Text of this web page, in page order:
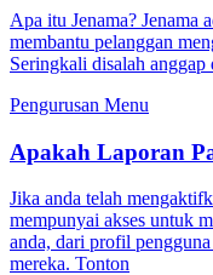
Apa itu Jenama? Jenama
membantu pelanggan
Seringkali disalah anggap
Pengurusan Menu
Apakah Laporan
Jika anda telah
mempunyai akses untuk
anda, dari profil
mereka. Tonton